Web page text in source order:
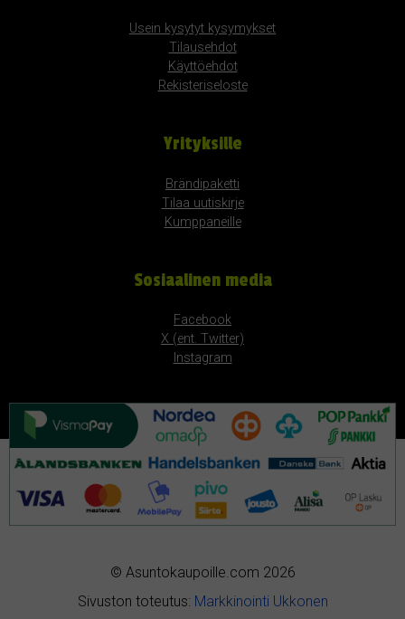
Usein kysytyt kysymykset
Tilausehdot
Käyttöehdot
Rekisteriseloste
Yrityksille
Brändipaketti
Tilaa uutiskirje
Kumppaneille
Sosiaalinen media
Facebook
X (ent. Twitter)
Instagram
© Asuntokaupoille.com 2026
Sivuston toteutus: Markkinointi Ukkonen